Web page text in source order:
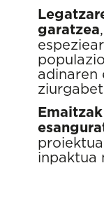
garatzea
adinaren
inpaktua